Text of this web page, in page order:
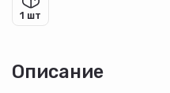
1 шт
Описание